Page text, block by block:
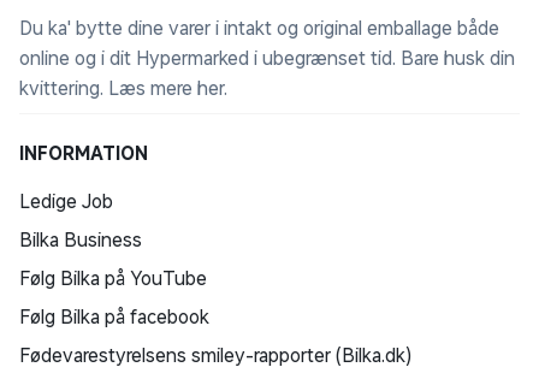
Du ka' bytte dine varer i intakt og original emballage både
online og i dit Hypermarked i ubegrænset tid. Bare husk din
kvittering. Læs mere her.
INFORMATION
Ledige Job
Bilka Business
Følg Bilka på YouTube
Følg Bilka på facebook
Fødevarestyrelsens smiley-rapporter (Bilka.dk)